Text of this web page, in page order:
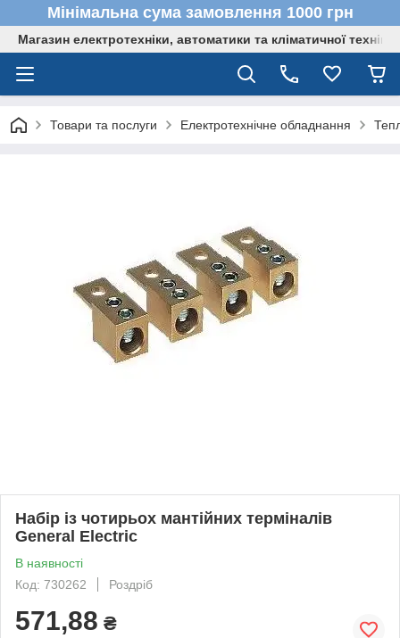
Мінімальна сума замовлення 1000 грн
Магазин електротехніки, автоматики та кліматичної техніки
Товари та послуги Електротехнічне обладнання
Набір із чотирьох мантійних терміналів
General Electric
В наявності
Код: 730262
Роздріб
571,88 ₴